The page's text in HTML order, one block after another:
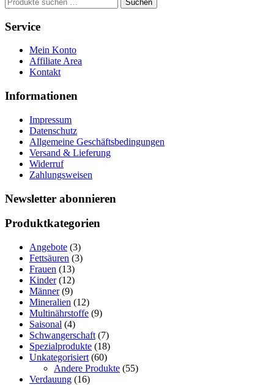
nach:
Suchen
Service
Mein Konto
Affiliate Area
Kontakt
Informationen
Impressum
Datenschutz
Allgemeine Geschäftsbedingungen
Versand & Lieferung
Widerruf
Zahlungsweisen
Newsletter abonnieren
Produktkategorien
Angebote (3)
Fettsäuren (3)
Frauen (13)
Kinder (12)
Männer (9)
Mineralien (12)
Multinährstoffe (9)
Saisonal (4)
Schwangerschaft (7)
Spezialprodukte (18)
Unkategorisiert (60)
Andere Produkte (55)
Verdauung (16)